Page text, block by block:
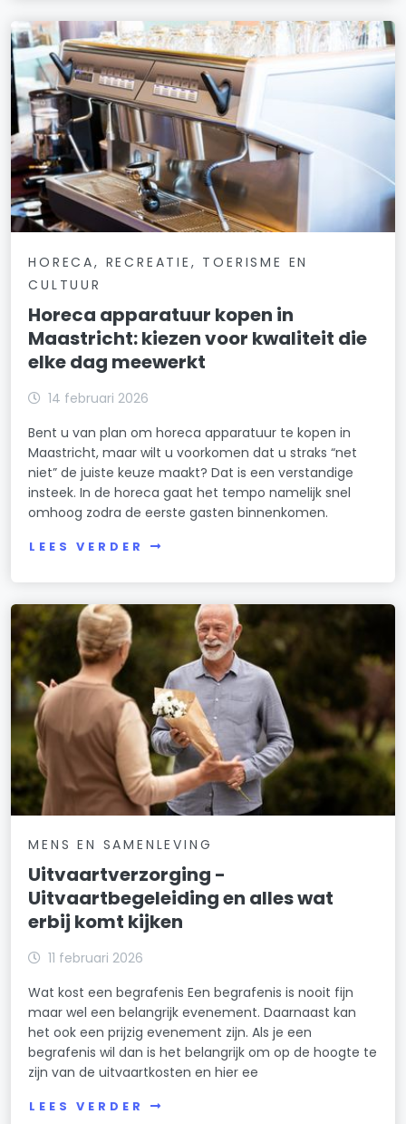
HORECA, RECREATIE, TOERISME EN
CULTUUR
Horeca apparatuur kopen in
Maastricht: kiezen voor kwaliteit die
elke dag meewerkt
14 februari 2026
Bent u van plan om horeca apparatuur te kopen in
Maastricht, maar wilt u voorkomen dat u straks “net
niet” de juiste keuze maakt? Dat is een verstandige
insteek. In de horeca gaat het tempo namelijk snel
omhoog zodra de eerste gasten binnenkomen.
LEES VERDER
MENS EN SAMENLEVING
Uitvaartverzorging -
Uitvaartbegeleiding en alles wat
erbij komt kijken
11 februari 2026
Wat kost een begrafenis Een begrafenis is nooit fijn
maar wel een belangrijk evenement. Daarnaast kan
het ook een prijzig evenement zijn. Als je een
begrafenis wil dan is het belangrijk om op de hoogte te
zijn van de uitvaartkosten en hier ee
LEES VERDER